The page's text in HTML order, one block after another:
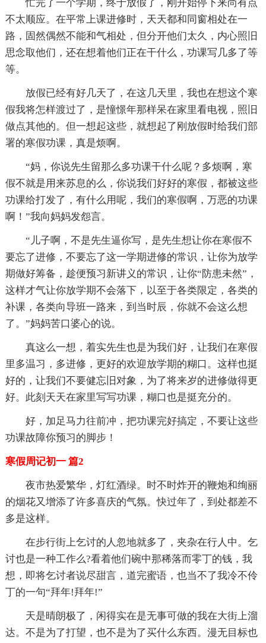
忙完了一个学期，终于放假了，刚开始停下来尚有点
不太顺应。在平常上课进修时，天天都和同窗相处在一
路，固然偶然不能和气相处，但分开他们太久，内心照旧
思念取他们，还在想着他们正在干什么，功课写几多了等
等。
放假已经有好几天了，在这几天里，我也在想这个寒
假我将怎样渡过了，是憧憬年那样呆在家里看电视，照旧
做点其他的。但一想起这些，就想起了刚放假时给我们部
署的寒假功课，真是烦啊。
“妈，你说先生留那么多功课干什么呢？多烦啊，寒
假不就是用来苏息的么，你说我们好好的寒假，都被这些
功课给打发了，有什么用呢，我们的寒假啊，万恶的功课
啊！”我向妈妈发怨言。
“儿子啊，不是先生逼你写，是先生想让你在寒假不
要忘了进修，不要忘了这一学期进修的常识，让你为放学
期做好筹备，趁便预习新讲义的常识，让你“防患未然”，
这样才气让你放学期不会落下，以至于各类限定，各类的
补课，各类向导班一路来，到当时辰，你就不会这么想
了。”妈妈苦口婆心的说。
真这么一想，着实先生也是为我们好，让我们在寒假
里多温习，多进修，更好的欢迎放学期的糊口。这样也挺
好的，让我们不要健忘旧对象，为了将来岁的进修做得更
好。此刻天天在家里写写功课，糊口也是挺充分的。
好，加足马力往前冲，把功课完好搞定，不要让这些
功课故障你预习的脚步！
寒假周记初一 篇2
夜市热爱繁华，灯红酒绿。时不时炸开的鞭炮和绚丽
的烟花又增添了许多喜庆的气氛。快过年了，到处都差不
多是这样。
在步行街上乞讨的人忽地就多了，夹杂在行人中。乞
讨也是一种工作么?看着他们碗中那稀落而零丁的钱，我
想，即将乞讨者说尽甜言，道完蜜语，也当不了我冷不伶
丁的一句“拜年!拜年!”
天是晴朗极了，闲得实在是无事可做的我在大街上溜
达。不是为了打望，也不是为了买什么东西。漫无目标也